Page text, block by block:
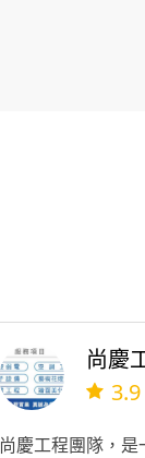
尚慶
3.9
尚慶工程團隊，